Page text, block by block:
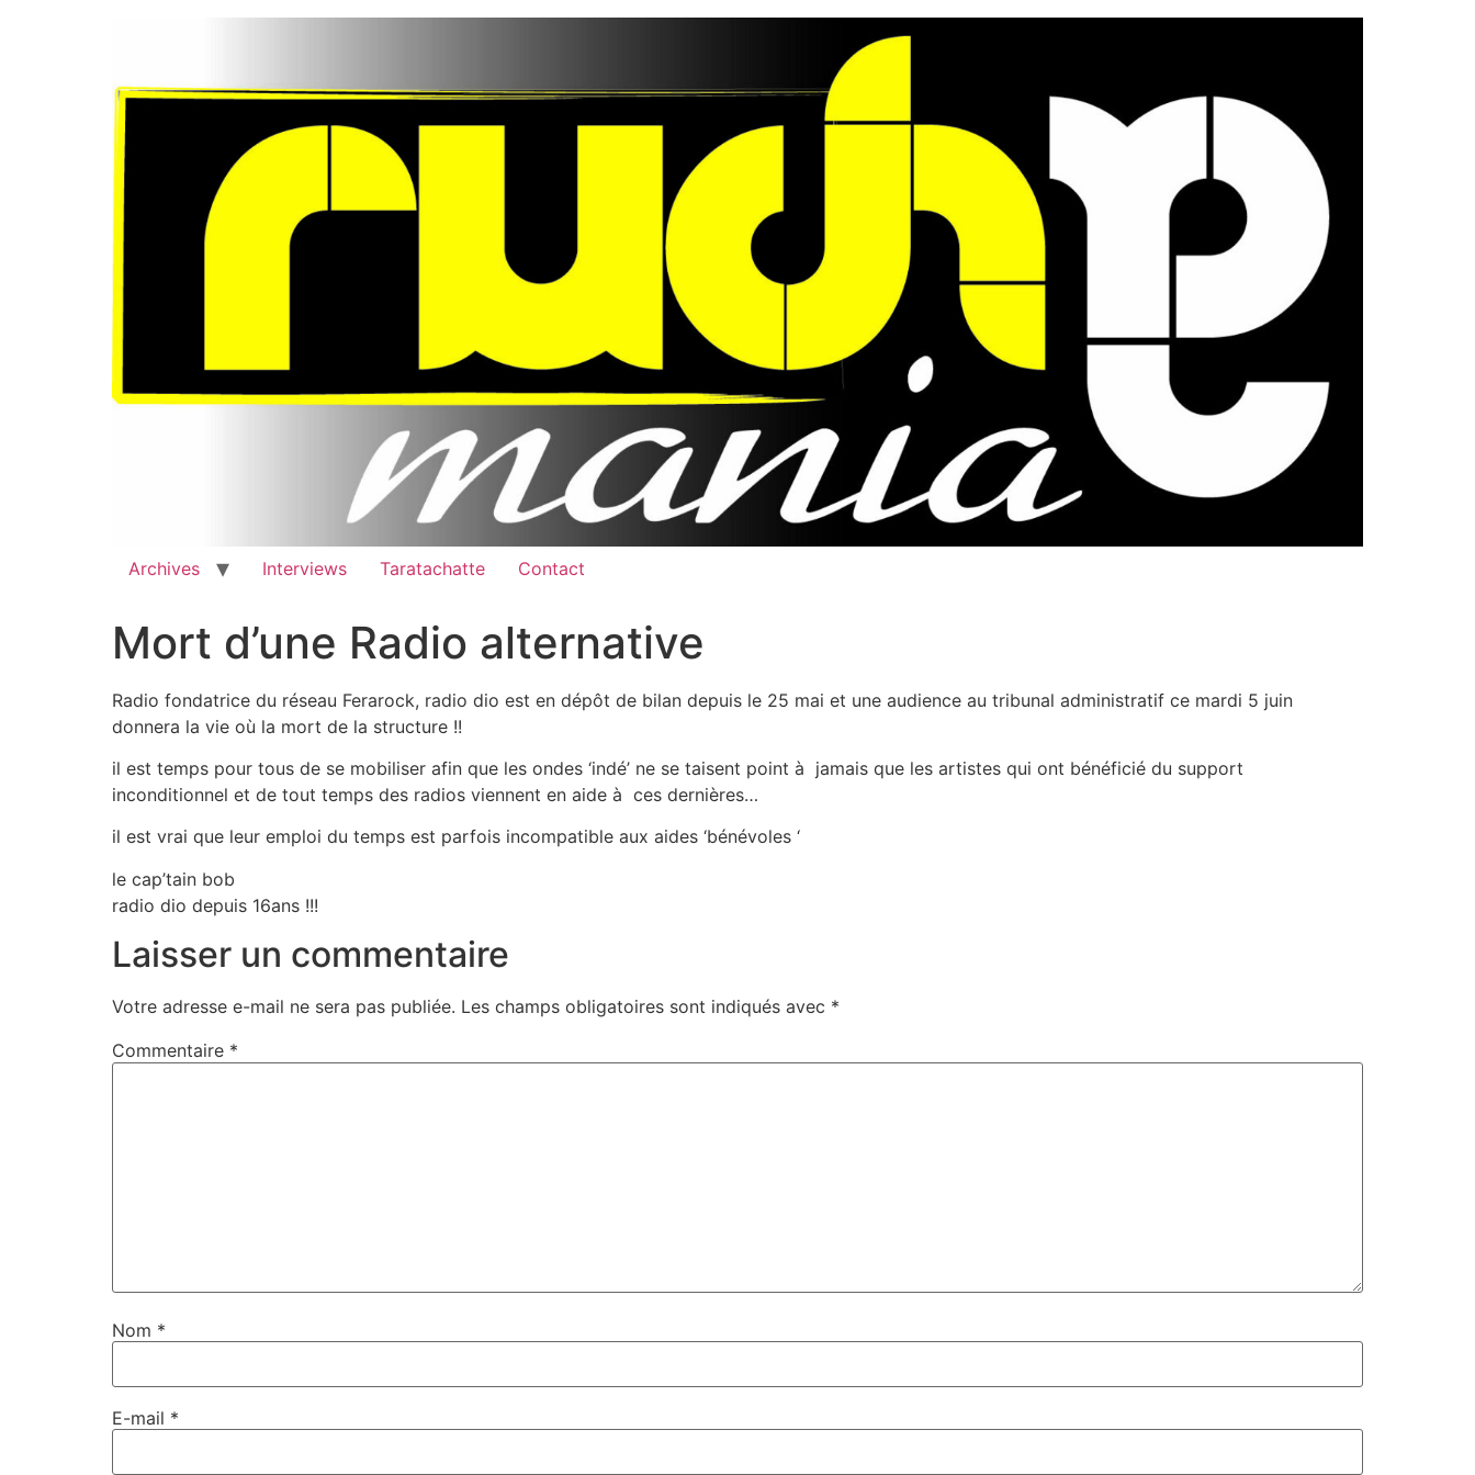
Archives Interviews Taratachatte Contact
Mort d’une Radio alternative
Radio fondatrice du réseau Ferarock, radio dio est en dépôt de bilan depuis le 25 mai et une audience au tribunal administratif ce mardi 5 juin
donnera la vie où la mort de la structure !!
il est temps pour tous de se mobiliser afin que les ondes ‘indé’ ne se taisent point à jamais que les artistes qui ont bénéficié du support
inconditionnel et de tout temps des radios viennent en aide à ces dernières…
il est vrai que leur emploi du temps est parfois incompatible aux aides ‘bénévoles ‘
le cap’tain bob
radio dio depuis 16ans !!!
Laisser un commentaire
Votre adresse e-mail ne sera pas publiée. Les champs obligatoires sont indiqués avec *
Commentaire *
Nom *
E-mail *